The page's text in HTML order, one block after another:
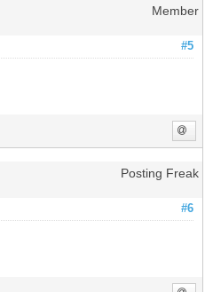
Member
#5
Posting Freak
#6